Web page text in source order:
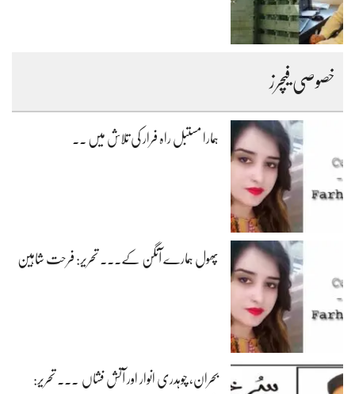
خصوصی فیچرز
ہمارا مستبل راہ فرار کی تلاش میں ۔۔
پھول ہمارے آنگن کے۔۔۔ تحریر: فرحت شاہین
بحران، چوہدری انوار اور آتش فشاں ۔۔۔ تحریر: